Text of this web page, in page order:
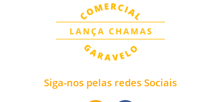
Siga-nos pelas redes Sociais